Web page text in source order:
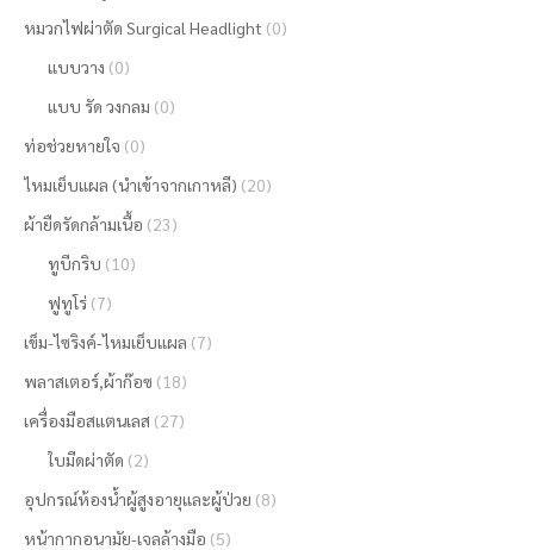
หมวกไฟผ่าตัด Surgical Headlight (0)
แบบวาง (0)
แบบ รัด วงกลม (0)
ท่อช่วยหายใจ (0)
ไหมเย็บแผล (นำเข้าจากเกาหลี) (20)
ผ้ายืดรัดกล้ามเนื้อ (23)
ทูบีกริบ (10)
ฟูทูโร่ (7)
เข็ม-ไซริงค์-ไหมเย็บแผล (7)
พลาสเตอร์,ผ้าก๊อซ (18)
เครื่องมือสแตนเลส (27)
ใบมีดผ่าตัด (2)
อุปกรณ์ห้องน้ำผู้สูงอายุและผู้ป่วย (8)
หน้ากากอนามัย-เจลล้างมือ (5)